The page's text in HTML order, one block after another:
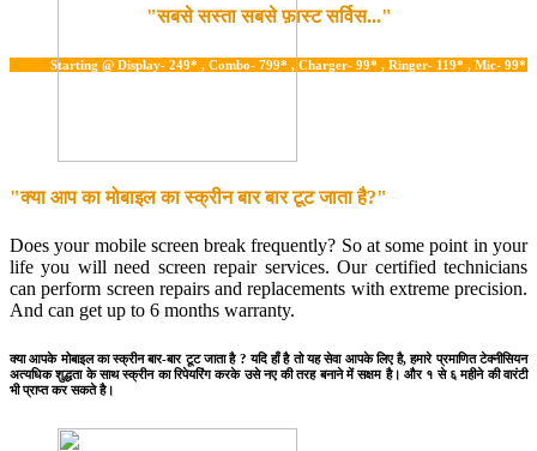
"सबसे सस्ता सबसे फ़ास्ट सर्विस..."
Starting @ Display- 249* , Combo- 799* , Charger- 99* , Ringer- 119* , Mic- 99* , Water
"क्या आप का मोबाइल का स्क्रीन बार बार टूट जाता है?"
Does your mobile screen break frequently? So at some point in your
life you will need screen repair services. Our certified technicians
can perform screen repairs and replacements with extreme precision.
And can get up to 6 months warranty.
क्या आपके मोबाइल का स्क्रीन बार-बार टूट जाता है ? यदि हाँ है तो यह सेवा आपके लिए है, हमारे प्रमाणित टेक्नीसियन
अत्यधिक शुद्धता के साथ स्क्रीन का रिपेयरिंग करके उसे नए की तरह बनाने में सक्षम है। और १ से ६ महीने की वारंटी
भी प्राप्त कर सकते है।